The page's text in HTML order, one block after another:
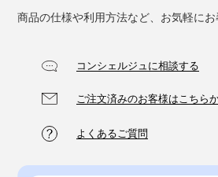
商品の仕様や利用方法など、お気軽にお
コンシェルジュに相談する
ご注文済みのお客様はこちら
よくあるご質問